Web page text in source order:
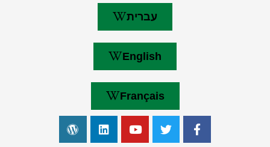
עברית
English
Français